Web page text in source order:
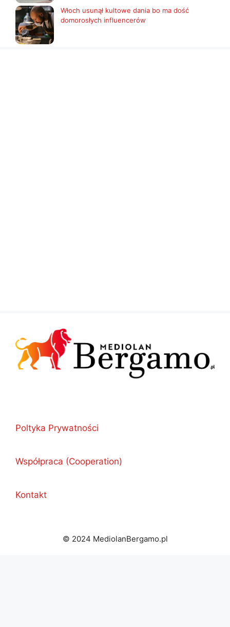
Włoch usunął kultowe dania bo ma dość
domorosłych influencerów
Poltyka Prywatności
Współpraca (Cooperation)
Kontakt
© 2024 MediolanBergamo.pl